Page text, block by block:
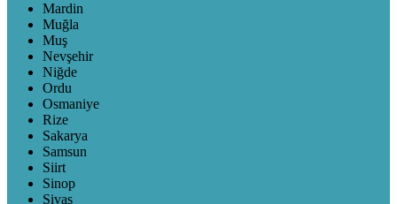
Mardin
Muğla
Muş
Nevşehir
Niğde
Ordu
Osmaniye
Rize
Sakarya
Samsun
Siirt
Sinop
Sivas